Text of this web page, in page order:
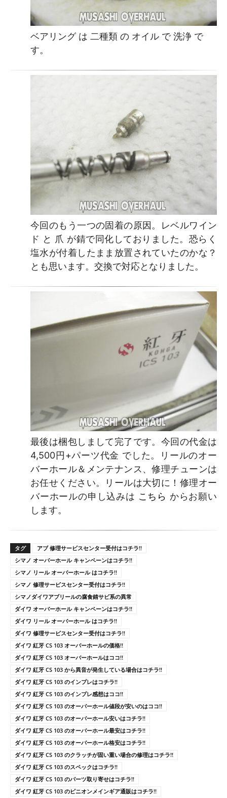
ベアリング は 二種類 の オイル で 洗浄 で
す。
今回のもう一つの固着の原因。レベルワイン
ド と 爪 が錆で同化しておりました。恐らく
塩水が付着したまま放置されていたのかな？
とも思います。交換で対応となりました。
最後は梱包しまして完了です。今回の代金は
4,500円+パーツ代金 でした。リールのオー
バーホール＆メンテナンス、修理チューンは
お任せください。リールは大切に！修理オー
バーホールの申し込みは こちら からお願い
します。
タグ
アブ 修理サービスセンター受付はコチラ!!
シマノ オーバーホール キャンペーンはコチラ!!
シマノ リール オーバーホール はコチラ!!
シマノ 修理サービスセンター受付はコチラ!!
シマノダイワアブリールの腐食錆サビ系の異常
ダイワ オーバーホール キャンペーンはコチラ!!
ダイワ リール オーバーホール はコチラ!!
ダイワ 修理サービスセンター受付はコチラ!!
ダイワ 紅牙 CS 103 オーバーホールの価格!!
ダイワ 紅牙 CS 103 オーバーホールはココ!!
ダイワ 紅牙 CS 103 から異音が発生している場合はコチラ!!
ダイワ 紅牙 CS 103 のインプレはコチラ!!
ダイワ 紅牙 CS 103 のインプレ感想はココ!!
ダイワ 紅牙 CS 103 のオーバーホール値段が安いのはココ!!
ダイワ 紅牙 CS 103 のオーバーホール安いはコチラ!!
ダイワ 紅牙 CS 103 のオーバーホール最安はコチラ!!
ダイワ 紅牙 CS 103 のオーバーホール格安はコチラ!!
ダイワ 紅牙 CS 103 のクラッチが固い重い場合の修理はコチラ!!
ダイワ 紅牙 CS 103 のスペックはコチラ!!
ダイワ 紅牙 CS 103 のパーツ取り寄せはコチラ!!
ダイワ 紅牙 CS 103 のピニオンメインギア通販はコチラ!!